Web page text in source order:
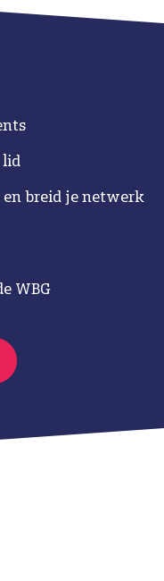
lid
en breid je netwerk
WBG